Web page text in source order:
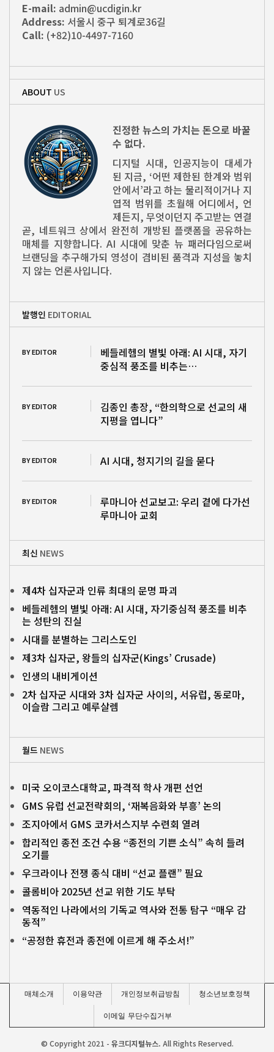
E-mail: admin@ucdigin.kr
Address: 서울시 중구 퇴계로36길
Call: (+82)10-4497-7160
ABOUT US
진정한 뉴스의 가치는 돈으로 바꿀
수 없다.
디지털 시대, 인공지능이 대세가
된 지금, ‘어떤 제한된 한계와 범위
안에서’라고 하는 물리적이거나 지
엽적 범위를 초월해 어디에서, 언
제든지, 무엇이던지 주고받는 연결
곧, 네트워크 상에서 완전히 개방된 플랫폼을 공유하는
매체를 지향합니다. AI 시대에 맞춘 뉴 패러다임으로써
브랜딩을 추구해가되 영성이 겸비된 품격과 지성을 놓치
지 않는 언론사입니다.
발행인 EDITORIAL
BY EDITOR
베들레헴의 별빛 아래: AI 시대, 자기
중심적 풍조를 비추는…
BY EDITOR
김종인 총장, “한의학으로 선교의 새
지평을 엽니다”
BY EDITOR AI 시대, 청지기의 길을 묻다
BY EDITOR
루마니아 선교보고: 우리 곁에 다가선
루마니아 교회
최신 NEWS
제4차 십자군과 인류 최대의 문명 파괴
베들레헴의 별빛 아래: AI 시대, 자기중심적 풍조를 비추
는 성탄의 진실
시대를 분별하는 그리스도인
제3차 십자군, 왕들의 십자군(Kings’ Crusade)
인생의 내비게이션
2차 십자군 시대와 3차 십자군 사이의, 서유럽, 동로마,
이슬람 그리고 예루살렘
월드 NEWS
미국 오이코스대학교, 파격적 학사 개편 선언
GMS 유럽 선교전략회의, ‘재복음화와 부흥’ 논의
조지아에서 GMS 코카서스지부 수련회 열려
합리적인 종전 조건 수용 “종전의 기쁜 소식” 속히 들려
오기를
우크라이나 전쟁 종식 대비 “선교 플랜” 필요
콜롬비아 2025년 선교 위한 기도 부탁
역동적인 나라에서의 기독교 역사와 전통 탐구 “매우 감
동적”
“공정한 휴전과 종전에 이르게 해 주소서!”
매체소개 이용약관 개인정보취급방침
청소년보호정책
이메일 무단수집거부
© Copyright 2021 - 유크디지털뉴스. All Rights Reserved.